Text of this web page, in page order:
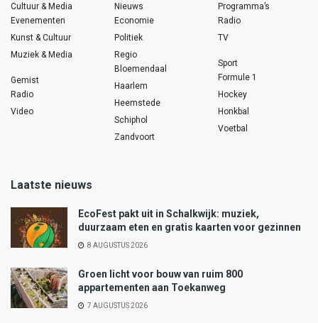
Cultuur & Media
Evenementen
Kunst & Cultuur
Muziek & Media
Gemist
Radio
Video
Nieuws
Economie
Politiek
Regio
Bloemendaal
Haarlem
Heemstede
Schiphol
Zandvoort
Programma’s
Radio
TV
Sport
Formule 1
Hockey
Honkbal
Voetbal
Laatste nieuws
EcoFest pakt uit in Schalkwijk: muziek,
duurzaam eten en gratis kaarten voor gezinnen
8 AUGUSTUS 2026
Groen licht voor bouw van ruim 800
appartementen aan Toekanweg
7 AUGUSTUS 2026